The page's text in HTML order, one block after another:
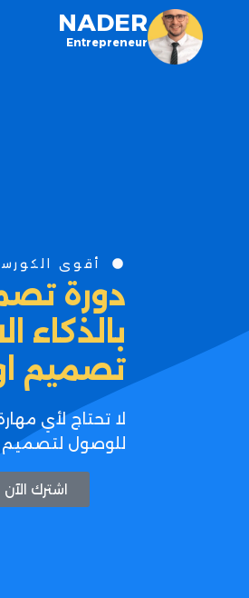
NADER
Entrepreneur
أقوى
دورة
بالذكاء
تصميم
لا تحتاج لأي
للوصول
اشترك الآن